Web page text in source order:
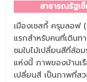
สาธารณรัฐเ
เมืองเชสกี้ ครุมลอฟ
แรกสำหรับคนที่เดินท
ชมใบไม้เปลี่ยนสีที่ล้อ
แห่งนี้ ภาพของบ้านเ
เปลี่ยนสี เป็นภาพที่ส